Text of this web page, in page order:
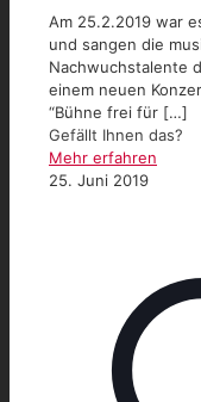
Am 25.2.2019 war
und sangen die
Nachwuchstalente
einem neuen
“Bühne frei für […]
Gefällt Ihnen das?
Mehr erfahren
25. Juni 2019